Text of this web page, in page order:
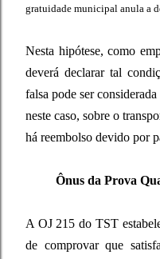
gratuidade municipal anula a
Nesta hipótese, como
deverá declarar tal
falsa pode ser
neste caso, sobre o
há reembolso devido por
Ônus da Prova
A OJ 215 do TST
de comprovar que